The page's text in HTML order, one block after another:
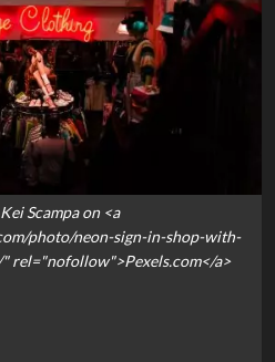
Scampa on <a
photo/neon-sign-in-shop-with-
rel="nofollow">Pexels.com</a>